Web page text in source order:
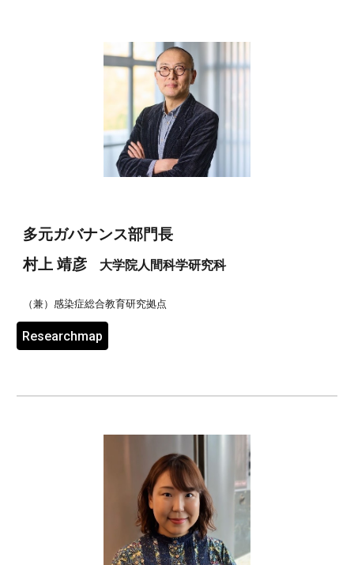
多元ガバナンス部門長
村上 靖彦 大学院人間科学研究科
（兼）感染症総合教育研究拠点
Researchmap